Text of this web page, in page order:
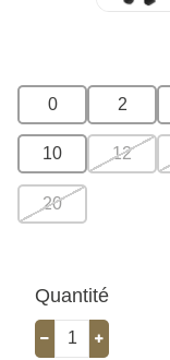
0 2
10 12
20
Quantité